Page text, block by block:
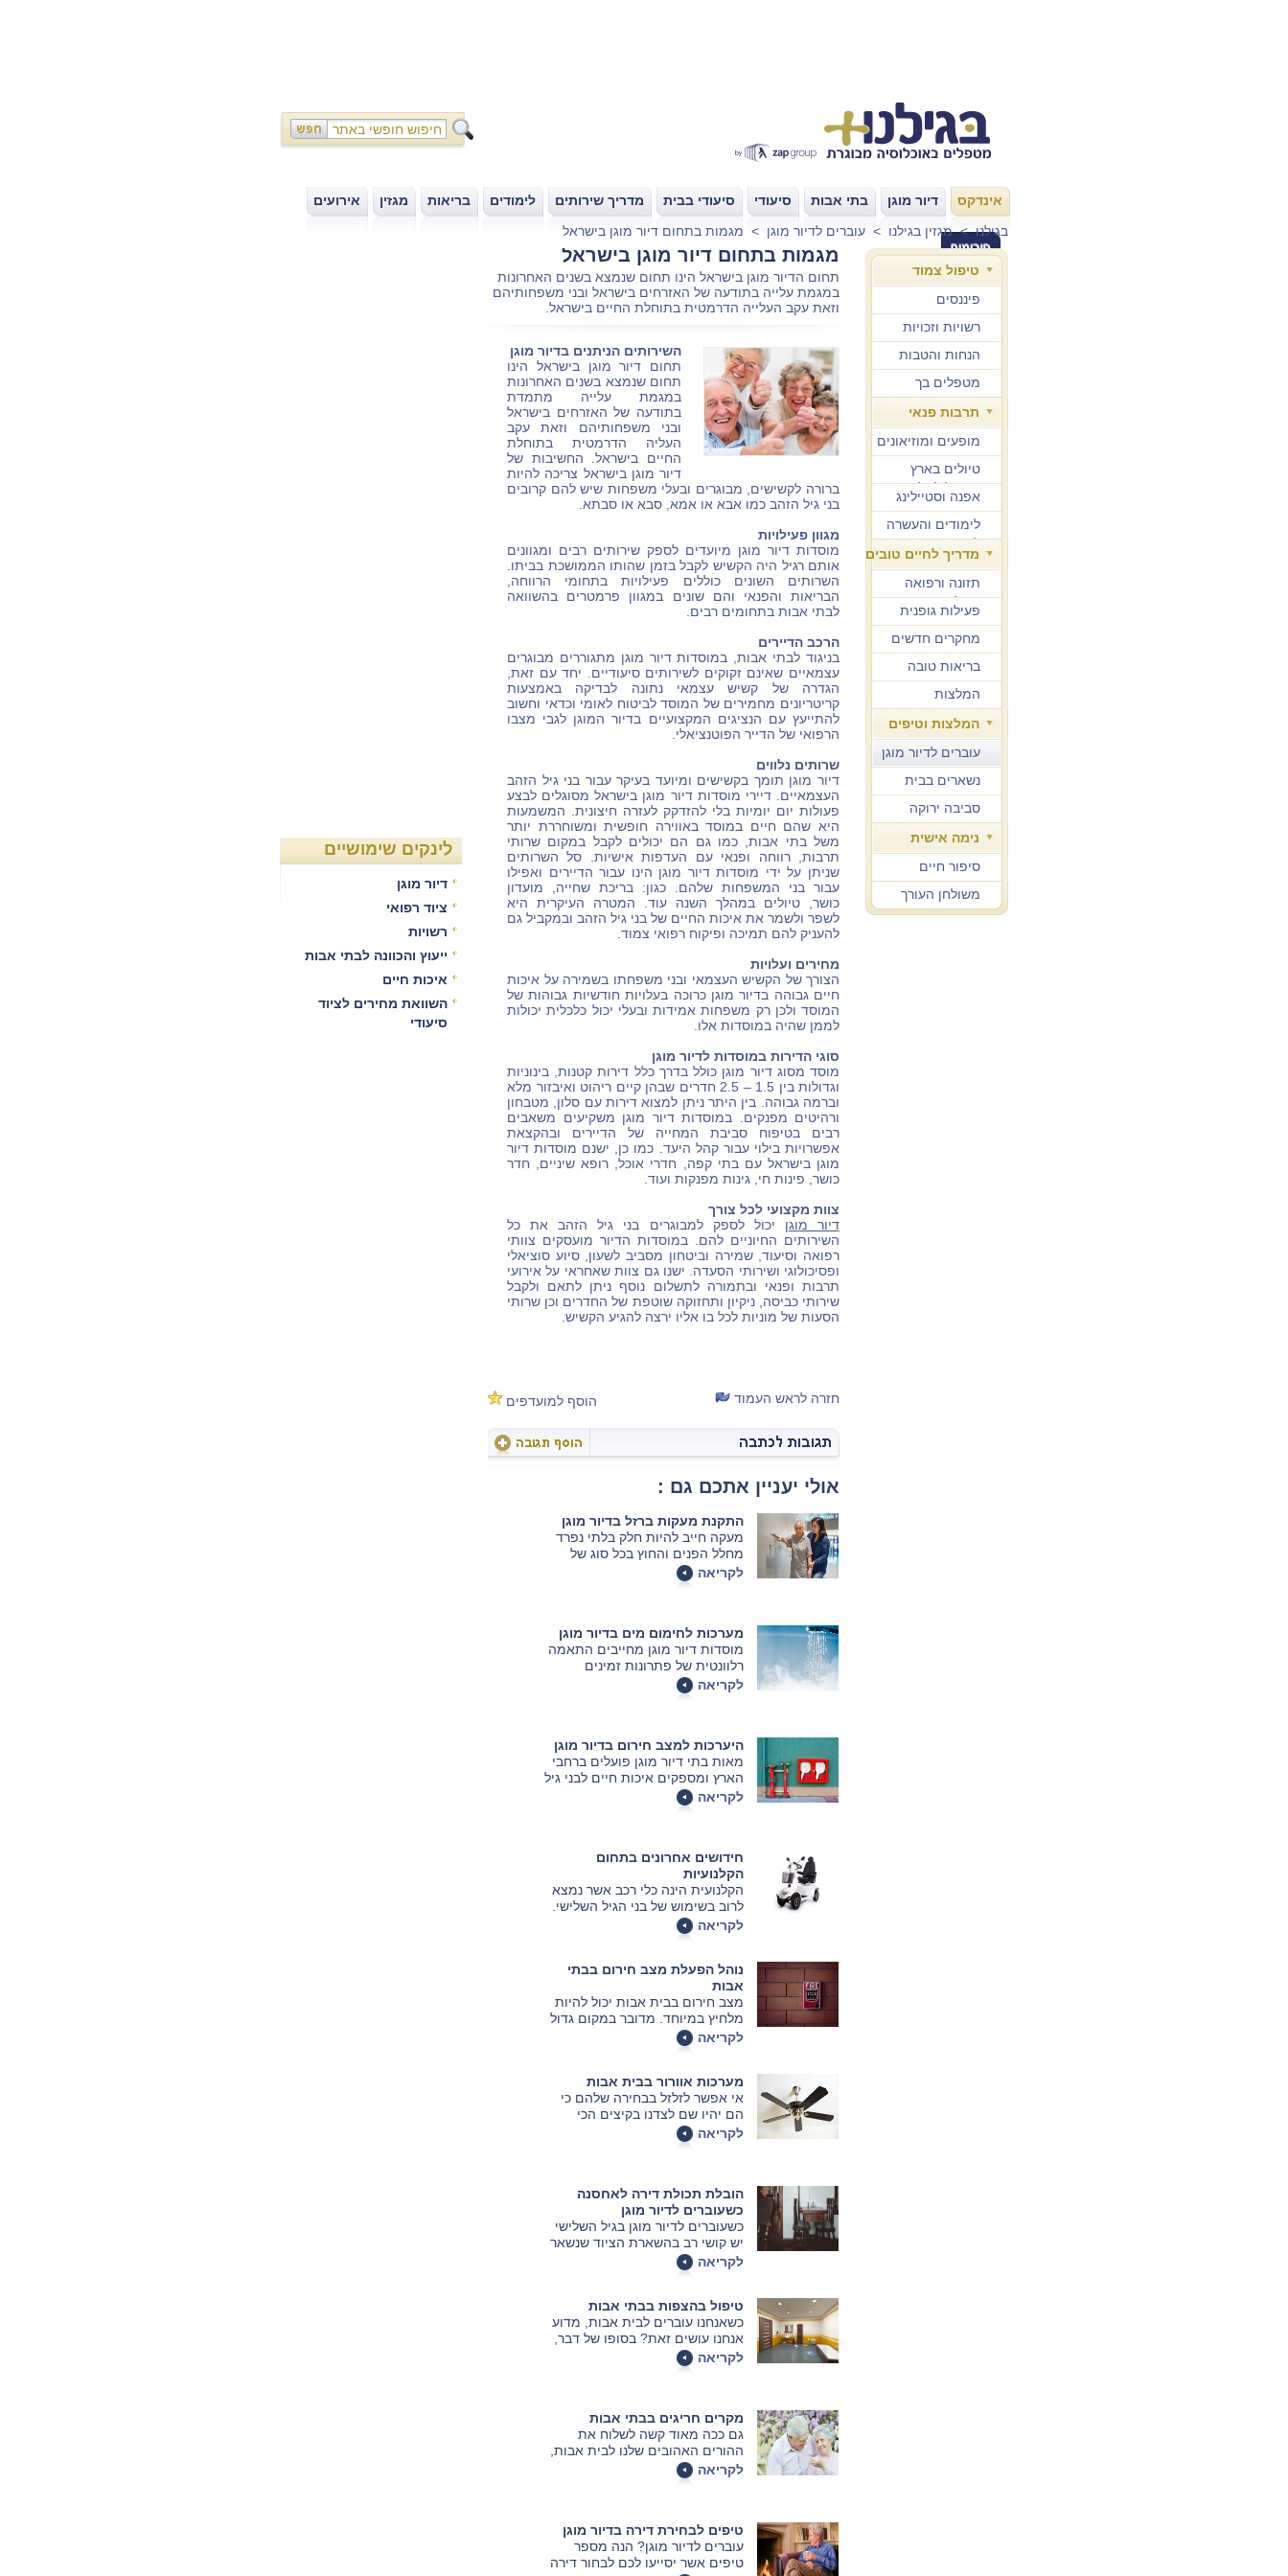
אינדקס דיור מוגן בתי אבות סיעודי סיעודי בבית מדריך שירותים לימודים בריאות מגזין
אירועים
בגילנו>מגזין בגילנו > עוברים לדיור מוגן > מגמות בתחום דיור מוגן בישראל
טיפול צמוד
פיננסים
רשויות וזכויות
הנחות והטבות
מטפלים בך
תרבות פנאי
מופעים ומוזיאונים
טיולים בארץ
ובחו"ל לגיל הזהב
אפנה וסטיילינג
לימודים והעשרה
למבוגרים
מדריך לחיים טובים
תזונה ורפואה
משלימה
פעילות גופנית
מחקרים חדשים
בריאות טובה
המלצות
המלצות וטיפים
עוברים לדיור מוגן
נשארים בבית
סביבה ירוקה
נימה אישית
סיפור חיים
משולחן העורך
מגמות בתחום דיור מוגן בישראל
תחום הדיור מוגן בישראל הינו תחום שנמצא בשנים האחרונות
במגמת עלייה בתודעה של האזרחים בישראל ובני משפחותיהם
וזאת עקב העלייה הדרמטית בתוחלת החיים בישראל.
השירותים הניתנים בדיור מוגן
תחום דיור מוגן בישראל הינו
תחום שנמצא בשנים האחרונות
במגמת עלייה מתמדת
בתודעה של האזרחים בישראל
ובני משפחותיהם וזאת עקב
העליה הדרמטית בתוחלת
החיים בישראל. החשיבות של
דיור מוגן בישראל צריכה להיות
ברורה לקשישים, מבוגרים ובעלי משפחות שיש להם קרובים
בני גיל הזהב כמו אבא או אמא, סבא או סבתא.
מגוון פעילויות
מוסדות דיור מוגן מיועדים לספק שירותים רבים ומגוונים
אותם רגיל היה הקשיש לקבל בזמן שהותו הממושכת בביתו.
השרותים השונים כוללים פעילויות בתחומי הרווחה,
הבריאות והפנאי והם שונים במגוון פרמטרים בהשוואה
לבתי אבות בתחומים רבים.
הרכב הדיירים
בניגוד לבתי אבות, במוסדות דיור מוגן מתגוררים מבוגרים
עצמאיים שאינם זקוקים לשירותים סיעודיים. יחד עם זאת,
הגדרה של קשיש עצמאי נתונה לבדיקה באמצעות
קריטריונים מחמירים של המוסד לביטוח לאומי וכדאי וחשוב
להתייעץ עם הנציגים המקצועיים בדיור המוגן לגבי מצבו
הרפואי של הדייר הפוטנציאלי.
שרותים נלווים
דיור מוגן תומך בקשישים ומיועד בעיקר עבור בני גיל הזהב
העצמאיים. דיירי מוסדות דיור מוגן בישראל מסוגלים לבצע
פעולות יום יומיות בלי להזדקק לעזרה חיצונית. המשמעות
היא שהם חיים במוסד באווירה חופשית ומשוחררת יותר
משל בתי אבות, כמו גם הם יכולים לקבל במקום שרותי
תרבות, רווחה ופנאי עם העדפות אישיות. סל השרותים
שניתן על ידי מוסדות דיור מוגן הינו עבור הדיירים ואפילו
עבור בני המשפחות שלהם. כגון: בריכת שחייה, מועדון
כושר, טיולים במהלך השנה עוד. המטרה העיקרית היא
לשפר ולשמר את איכות החיים של בני גיל הזהב ובמקביל גם
להעניק להם תמיכה ופיקוח רפואי צמוד.
מחירים ועלויות
הצורך של הקשיש העצמאי ובני משפחתו בשמירה על איכות
חיים גבוהה בדיור מוגן כרוכה בעלויות חודשיות גבוהות של
המוסד ולכן רק משפחות אמידות ובעלי יכול כלכלית יכולות
לממן שהיה במוסדות אלו.
סוגי הדירות במוסדות לדיור מוגן
מוסד מסוג דיור מוגן כולל בדרך כלל דירות קטנות, בינוניות
וגדולות בין 1.5 – 2.5 חדרים שבהן קיים ריהוט ואיבזור מלא
וברמה גבוהה. בין היתר ניתן למצוא דירות עם סלון, מטבחון
ורהיטים מפנקים. במוסדות דיור מוגן משקיעים משאבים
רבים בטיפוח סביבת המחייה של הדיירים ובהקצאת
אפשרויות בילוי עבור קהל היעד. כמו כן, ישנם מוסדות דיור
מוגן בישראל עם בתי קפה, חדרי אוכל, רופא שיניים, חדר
כושר, פינות חי, גינות מפנקות ועוד.
צוות מקצועי לכל צורך
דיור מוגן יכול לספק למבוגרים בני גיל הזהב את כל
השירותים החיוניים להם. במוסדות הדיור מועסקים צוותי
רפואה וסיעוד, שמירה וביטחון מסביב לשעון, סיוע סוציאלי
ופסיכולוגי ושירותי הסעדה. ישנו גם צוות שאחראי על אירועי
תרבות ופנאי ובתמורה לתשלום נוסף ניתן לתאם ולקבל
שירותי כביסה, ניקיון ותחזוקה שוטפת של החדרים וכן שרותי
הסעות של מוניות לכל בו אליו ירצה להגיע הקשיש.
חזרה לראש העמוד הוסף למועדפים
אולי יעניין אתכם גם :
התקנת מעקות ברזל בדיור מוגן
מעקה חייב להיות חלק בלתי נפרד
מחלל הפנים והחוץ בכל סוג של
מוסד דיור מוגן. במאמר הבא נסביר
איך בוחרים את המעקה המתאים.
לקריאה
מערכות לחימום מים בדיור מוגן
מוסדות דיור מוגן מחייבים התאמה
רלוונטית של פתרונות זמינים
לחימום מים לכל אורך השנה.
במאמר הבא נסביר מה ההבדל בין
לבניין
לקריאה
היערכות למצב חירום בדיור מוגן
מאות בתי דיור מוגן פועלים ברחבי
הארץ ומספקים איכות חיים לבני גיל
הזהב. אלא שמעבר לשגרת
הפעילויות היום-יומית, על המבנים
ניתן להיות ערוכים מבעוד מועד לכל
צרה שלא תבוא? על כך בכתבה
הבאה.
לקריאה
חידושים אחרונים בתחום
הקלנועיות
הקלנועית הינה כלי רכב אשר נמצא
לרוב בשימוש של בני הגיל השלישי.
היא מקלה את החיים של אוכלוסייה
זו ומאפשרת נסיעה נוחה למרחקים
החידושים האחרונים בתחום
הקלנועיות אותם מוטב שתכירו טרם
רכישת קלנועית חדשה.
לקריאה
נוהל הפעלת מצב חירום בבתי
אבות
מצב חירום בבית אבות יכול להיות
מלחיץ במיוחד. מדובר במקום גדול
מאוד שיש בו מאות דיירים כאשר
המצב הפיזי שלהם לא מאפשר להם
כזה?
לקריאה
מערכות אוורור בבית אבות
אי אפשר לזלזל בבחירה שלהם כי
הם יהיו שם לצדנו בקיצים הכי
חמים, וגם בבית אבות צריך לדעת
לבחור אותם נכון. אלו אפשרויות יש
לקריאה
הובלת תכולת דירה לאחסנה
כשעוברים לדיור מוגן
כשעוברים לדיור מוגן בגיל השלישי
יש קושי רב בהשארת הציוד שנשאר
מאחור, חשוב למצוא את הפתרונות
הנכונים למצב העדין. אחסון חלק
להיות הפתרון.
לקריאה
טיפול בהצפות בבתי אבות
כשאנחנו עוברים לבית אבות, מדוע
אנחנו עושים זאת? בסופו של דבר,
עבור רבים מאתנו לא מדובר במעבר
פשוט כל כך – אך בכל זאת המעבר
ביותר בגיל השלישי.
לקריאה
מקרים חריגים בבתי אבות
גם ככה מאוד קשה לשלוח את
ההורים האהובים שלנו לבית אבות,
כך שגילוי מקרים חריגים בהתנהגות
כלפי אותם מבוגרים יכולה להיות
חריגים כאלו תועדו במצלמות
אבטחה מספר פעמים והם מגוונים,
נוראיים ומדאיגים.
לקריאה
טיפים לבחירת דירה בדיור מוגן
עוברים לדיור מוגן? הנה מספר
טיפים אשר יסייעו לכם לבחור דירה
לינקים שימושיים
דיור מוגן
ציוד רפואי
רשויות
ייעוץ והכוונה לבתי אבות
איכות חיים
השוואת מחירים לציוד
סיעודי